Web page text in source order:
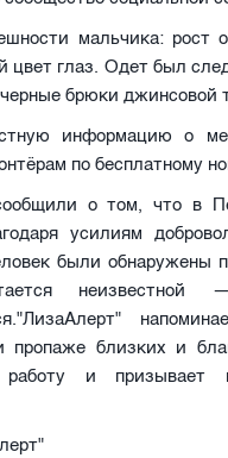
мальчика: рост
цвет глаз. Одет был
брюки джинсовой
информацию о
по бесплатному
о том, что в
усилиям
были обнаружены
близких и
работу и призывает